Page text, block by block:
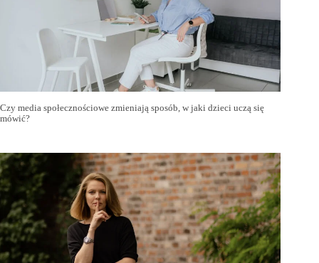
Czy media społecznościowe zmieniają sposób, w jaki dzieci uczą się
mówić?